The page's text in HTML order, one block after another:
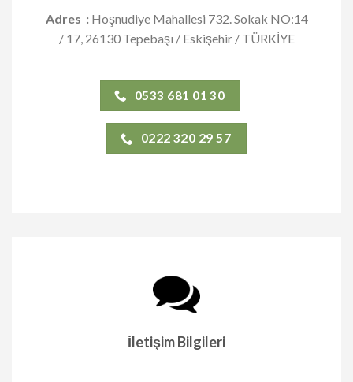
Adres :Hoşnudiye Mahallesi 732. Sokak NO:14
/ 17, 26130 Tepebaşı / Eskişehir / TÜRKİYE
0533 681 01 30
0222 320 29 57
İletişim Bilgileri